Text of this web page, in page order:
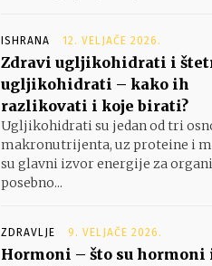
ISHRANA 12. VELJAČE 2026.
Zdravi ugljikohidrati i
ugljikohidrati – kako ih
razlikovati i koje birati?
Ugljikohidrati su jedan od tri
makronutrijenta, uz proteine i
su glavni izvor energije za
posebno...
ZDRAVLJE 9. VELJAČE 2026.
Hormoni – što su hormoni